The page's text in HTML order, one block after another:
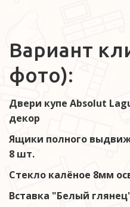
Вариант
фото):
Двери купе Absolut
декор
Ящики полного
8 шт.
Стекло калёное 8мм
Вставка "Белый